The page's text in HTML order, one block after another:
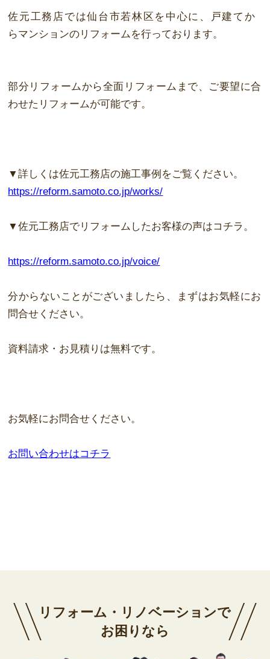
佐元工務店では仙台市若林区 を 中心に、 戸建てか
らマンショ ンのリフォームを行っております。
部分リフォームから全面 リフォームまで、ご要望に合
わせたリフォームが可能です。
▼詳しくは佐元工務店の施工事例をご覧 ください。
https://reform.samoto.co.jp/works/
▼佐元工務店でリフォームしたお客様の声はコチラ。
https://reform.samoto.co.jp/voice/
分からないことがございましたら、まずはお気軽にお
問合せください。
資料請求 ・お見積りは無料です。
お気軽にお問合せください。
お問い合わせはコチラ
リフォーム・リノベーションで
お困りなら